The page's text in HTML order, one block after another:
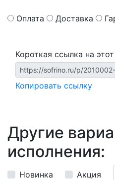
Оплата Доставка
Короткая ссылка на
Копировать ссылку
Другие
исполнения:
Новинка
Акция